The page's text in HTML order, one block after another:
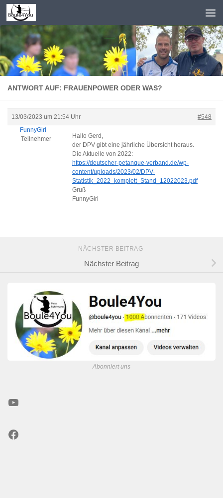
Zum Inhalt springen
ANTWORT AUF: FRAUENPOWER ODER WAS?
13/03/2023 um 21:54 Uhr
#548
FunnyGirl
Teilnehmer
Hallo Gerd,
der DPV gibt eine jährliche Übersicht heraus.
Die Aktuelle von 2022:
https://deutscher-petanque-verband.de/wp-
content/uploads/2023/02/DPV-
Statistik_2022_komplett_Stand_12022023.pdf
Gruß
FunnyGirl
NÄCHSTER BEITRAG
Nächster Beitrag
Abonniert uns
YouTube
Facebook